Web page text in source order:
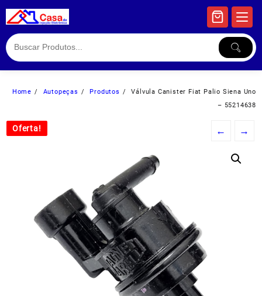
to
Home Autopeças Produtos
Válvula Canister Fiat Palio Siena Uno
– 55214638
Oferta! ← →
Oferta!